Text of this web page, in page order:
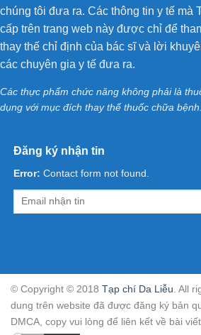
chúng tôi đưa ra. Các thông tin y tế mà
cấp trên trang web này được chỉ để
thay thế chỉ định của bác sĩ và lời
các chuyên gia y tế đưa ra.
Các thực phẩm chức năng không phải là
dụng với mục đích thay thế thuốc chữa bệnh.
Đăng ký nhận tin
Error: Contact form not found.
© Copyright © 2018 Tạp chí Da Liễu. All
dung trên website đã được đăng ký bản
DMCA, copy vui lòng để liên kết về bài